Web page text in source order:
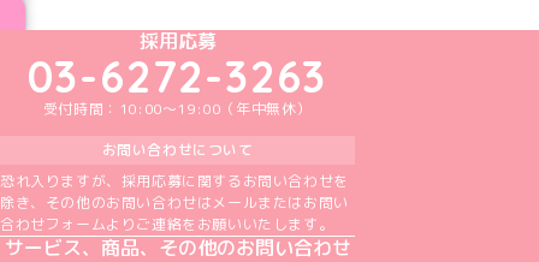
めいどりーみんTikTok公式アカウント
めいどりーみんX公式アカウント
めいどりーみんInstagram公式アカウント
めいどりーみんFacebook公式アカウン
めいどりーみんYouTube公式アカ
採用応募
03-6272-3263
受付時間：10:00～19:00（年中無休）
お問い合わせについて
恐れ入りますが、採用応募に関するお問い合わせを
除き、その他のお問い合わせはメールまたはお問い
合わせフォームよりご連絡をお願いいたします。
サービス、商品、その他のお問い合わせ